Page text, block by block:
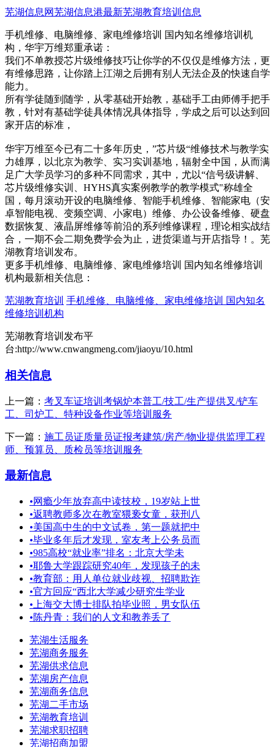
芜湖信息网芜湖信息港最新芜湖教育培训信息
手机维修、电脑维修、家电维修培训 国内知名维修培训机
构，华宇万维郑重承诺：
我们不单教授芯片级维修技巧让你学的不仅仅是维修方法，更
有维修思路，让你踏上江湖之后拥有别人无法企及的快速自学
能力。
所有学徒随到随学，从零基础开始教，基础手工由师傅手把手
教，针对有基础学徒具体情况具体指导，学成之后可以达到回
家开店的标准，
华宇万维至今已有二十多年历史，”芯片级“维修技术与教学实
力雄厚，以北京为教学、实习实训基地，辐射全中国，从而满
足广大学员学习的多种不同需求，其中，尤以“信号级讲解、
芯片级维修实训、HYHS真实案例教学的教学模式"称雄全
国，每月滚动开设的电脑维修、智能手机维修、智能家电（安
卓智能电视、变频空调、小家电）维修、办公设备维修、硬盘
数据恢复、液晶屏维修等前沿的系列维修课程，理论相实战结
合，一期不会二期免费学会为止，进货渠道与开店指导！。芜
湖教育培训发布。
更多手机维修、电脑维修、家电维修培训 国内知名维修培训
机构最新相关信息：
芜湖教育培训 手机维修、电脑维修、家电维修培训 国内知名
维修培训机构
芜湖教育培训发布平
台:http://www.cnwangmeng.com/jiaoyu/10.html
相关信息
上一篇： 考叉车证培训考锅炉本普工/技工/生产提供叉/铲车
工、司炉工、特种设备作业等培训服务
下一篇： 施工员证质量员证报考建筑/房产/物业提供监理工程
师、预算员、质检员等培训服务
最新信息
•网瘾少年放弃高中读技校，19岁站上世
•返聘教师多次在教室猥亵女童，获刑八
•美国高中生的中文试卷，第一题就把中
•毕业多年后才发现，室友考上公务员而
•985高校“就业率”排名：北京大学未
•耶鲁大学跟踪研究40年，发现孩子的未
•教育部：用人单位就业歧视、招聘欺诈
•官方回应“西北大学减少研究生学业
• 上海交大博士排队拍毕业照，男女队伍
•陈丹青：我们的人文和教养丢了
芜湖生活服务
芜湖商务服务
芜湖供求信息
芜湖房产信息
芜湖商务信息
芜湖二手市场
芜湖教育培训
芜湖求职招聘
芜湖招商加盟